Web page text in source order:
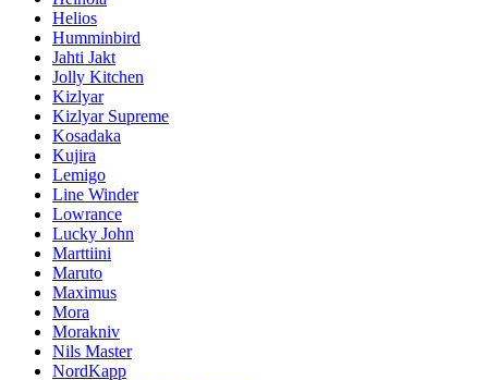
Helios
Humminbird
Jahti Jakt
Jolly Kitchen
Kizlyar
Kizlyar Supreme
Kosadaka
Kujira
Lemigo
Line Winder
Lowrance
Lucky John
Marttiini
Maruto
Maximus
Mora
Morakniv
Nils Master
NordKapp